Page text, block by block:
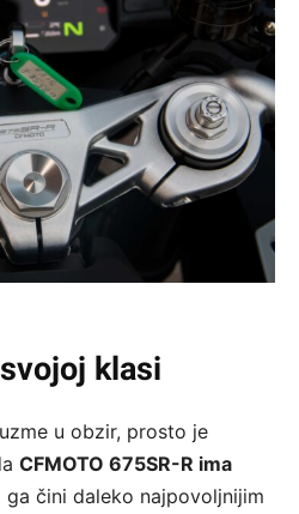
klasi
u obzir, prosto je
CFMOTO 675SR-R ima
ga čini daleko najpovoljnijim